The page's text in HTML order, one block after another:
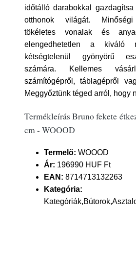
időtálló darabokkal
otthonok világát. Minőségi
tökéletes vonalak és
elengedhetetlen a kiváló
kétségtelenül gyönyörű
számára. Kellemes
számítógépről, táblagépről
Meggyőztünk téged arról, hogy
Termékleírás Bruno fekete
cm - WOOOD
Termelő: WOOOD
Ár: 196990 HUF Ft
EAN: 8714713132263
Kategória: